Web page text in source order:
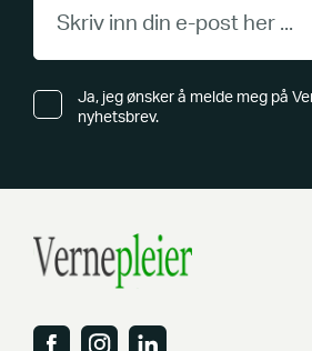
Ja, jeg ønsker å melde meg på
nyhetsbrev.